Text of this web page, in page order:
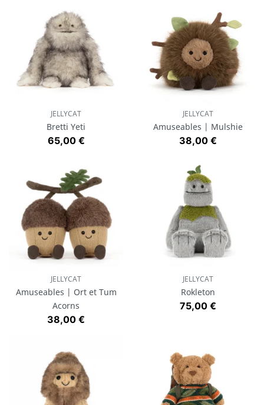
JELLYCAT
Bretti Yeti
Prix
65,00 €
JELLYCAT
Amuseables | Mulshie
Prix
38,00 €
JELLYCAT
Amuseables | Ort et Tum
Acorns
Prix
38,00 €
JELLYCAT
Rokleton
Prix
75,00 €